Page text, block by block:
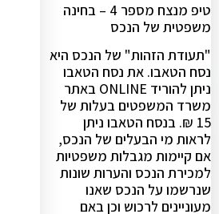
טיפ מנצח מספר 4 – בחינה
משפטית של הנכס
"תעודת הזהות" של הנכס היא
נסח הטאבו. את נסח הטאבו
ניתן להוריד ONLINE באתר
משרד המשפטים בעלות של
15 ₪. בנסח הטאבו ניתן
לראות מי הבעלים של הנכס,
אם קיימות מגבלות משפטיות
למכירת הנכס והערות שונות
שנרשמו על הנכס שאנו
מעוניינים לרכוש וכן באם